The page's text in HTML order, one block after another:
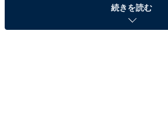
続きを読む